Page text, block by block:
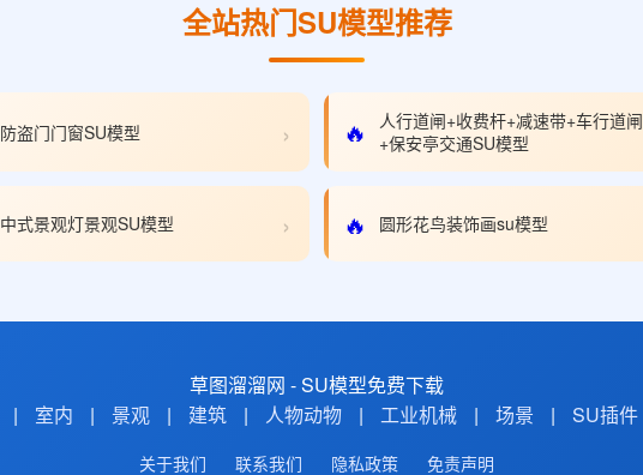
全站热门SU模型推荐
防盗门门窗SU模型 › 🔥
人行道闸+收费杆+减速带+车行道闸
+保安亭交通SU模型
中式景观灯景观SU模型 › 🔥 圆形花鸟装饰画su模型
草图溜溜网 - SU模型免费下载
| 室内 | 景观 | 建筑 | 人物动物 | 工业机械 | 场景 | SU插件
关于我们 联系我们 隐私政策 免责声明